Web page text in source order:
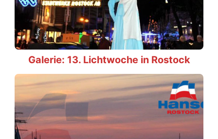
Galerie: 13. Lichtwoche in Rostock